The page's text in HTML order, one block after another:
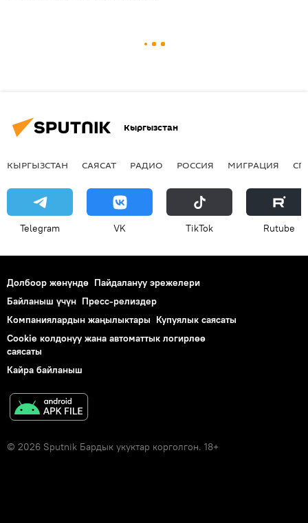
Кыргызстан
КЫРГЫЗСТАН САЯСАТ РАДИО РОССИЯ МИГРАЦИЯ
Telegram VK ТikТоk Rutube
Долбоор жөнүндө Пайдалануу эрежелери
Байланыш үчүн Пресс-релиздер
Компаниялардын жаңылыктары Купуялык саясаты
Cookie колдонуу жана автоматтык логирлөө
саясаты
Кайра байланыш
© 2026 Sputnik Бардык укуктар корголгон. 18+